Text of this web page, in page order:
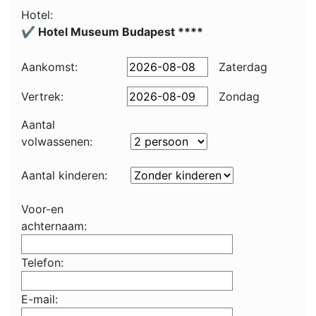
Hotel:
✔️ Hotel Museum Budapest ****
Aankomst: Zaterdag
Vertrek:
Zondag
Aantal
volwassenen:
Aantal kinderen:
Voor-en
achternaam:
Telefon:
E-mail: